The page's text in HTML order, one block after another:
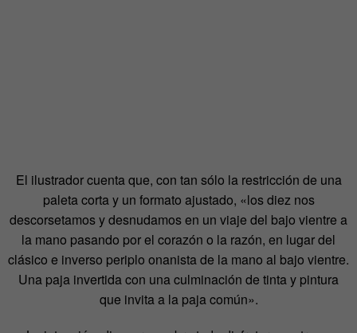
El ilustrador cuenta que, con tan sólo la restricción de una
paleta corta y un formato ajustado, «los diez nos
descorsetamos y desnudamos en un viaje del bajo vientre a
la mano pasando por el corazón o la razón, en lugar del
clásico e inverso periplo onanista de la mano al bajo vientre.
Una paja invertida con una culminación de tinta y pintura
que invita a la paja común».